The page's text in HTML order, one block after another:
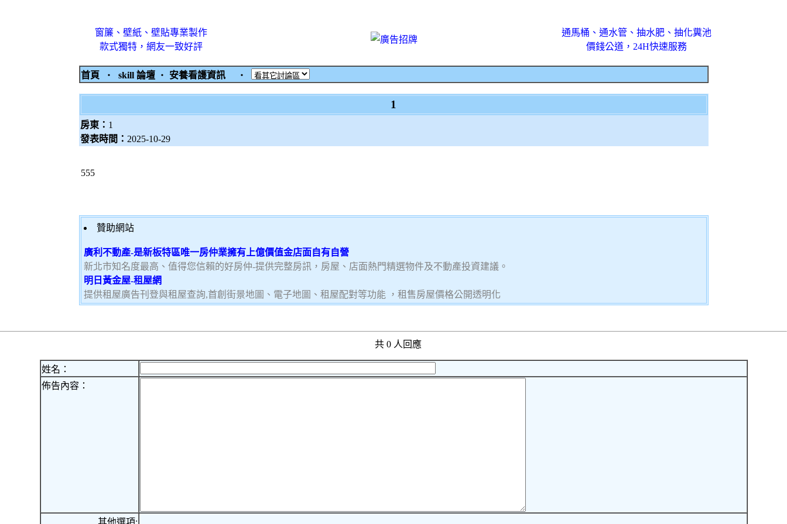
窗簾、壁紙、壁貼專業製作
款式獨特，網友一致好評
通馬桶、通水管、抽水肥、抽化糞池
價錢公道，24H快速服務
首頁 ‧ skill 論壇 ‧ 安養看護資訊 ‧
1
房東： 1
發表時間： 2025-10-29
555
贊助網站
廣利不動產-是新板特區唯一房仲業擁有上億價值金店面自有自營
新北市知名度最高、值得您信賴的好房仲-提供完整房訊，房屋、店面熱門精選物件及不動產投資建議。
明日黃金屋-租屋網
提供租屋廣告刊登與租屋查詢,首創街景地圖、電子地圖、租屋配對等功能 ，租售房屋價格公開透明化
共 0 人回應
姓名：
佈告內容：
其他選項: